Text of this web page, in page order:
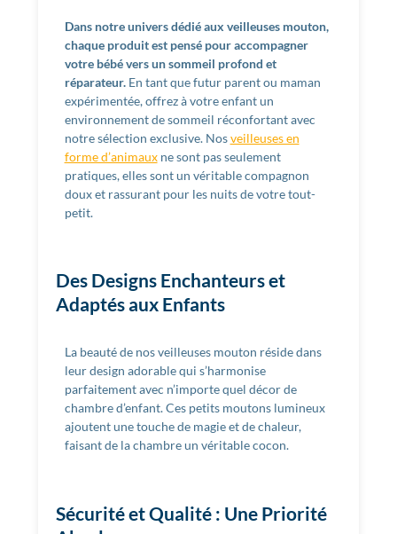
Dans notre univers dédié aux veilleuses mouton,
chaque produit est pensé pour accompagner
votre bébé vers un sommeil profond et
réparateur.En tant que futur parent ou maman
expérimentée, offrez à votre enfant un
environnement de sommeil réconfortant avec
notre sélection exclusive. Nosveilleuses en
forme d’animauxne sont pas seulement
pratiques, elles sont un véritable compagnon
doux et rassurant pour les nuits de votre tout-
petit.
Des Designs Enchanteurs et
Adaptés aux Enfants
La beauté de nos veilleuses mouton réside dans
leur design adorable qui s’harmonise
parfaitement avec n’importe quel décor de
chambre d’enfant. Ces petits moutons lumineux
ajoutent une touche de magie et de chaleur,
faisant de la chambre un véritable cocon.
Sécurité et Qualité : Une Priorité